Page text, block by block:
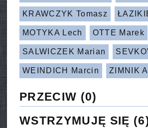
KRAWCZYK Tomasz
MOTYKA Lech OTTE Marek
SALWICZEK Marian
WEINDICH Marcin ZIMNIK
PRZECIW (0)
WSTRZYMUJĘ SIĘ